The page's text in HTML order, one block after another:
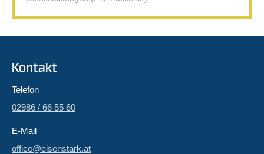
Kontakt
Telefon
02986 / 66 55 60
E-Mail
office@eisenstark.at